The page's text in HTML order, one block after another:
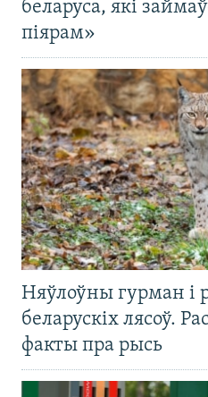
беларуса, які
піярам»
Няўлоўны гурман і
беларускіх лясоў.
факты пра рысь